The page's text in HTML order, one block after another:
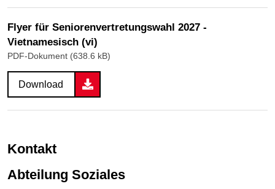
Flyer für Seniorenvertretungswahl 2027 -
Vietnamesisch (vi)
PDF-Dokument (638.6 kB)
Download
Kontakt
Abteilung Soziales